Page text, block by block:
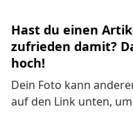
Hast du einen
zufrieden damit?
hoch!
Dein Foto kann
auf den Link unten,